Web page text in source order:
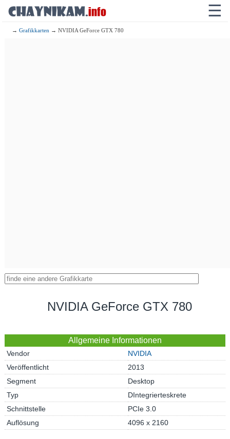
☰
→Grafikkarten → NVIDIA GeForce GTX 780
NVIDIA GeForce GTX 780
Allgemeine Informationen
Vendor
NVIDIA
Veröffentlicht
2013
Segment
Desktop
Typ
DIntegrierteskrete
Schnittstelle
PCIe 3.0
Auflösung
4096 x 2160